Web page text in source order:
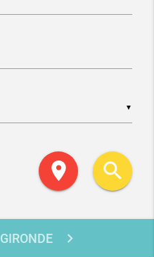
▼
location_on search
GIRONDE